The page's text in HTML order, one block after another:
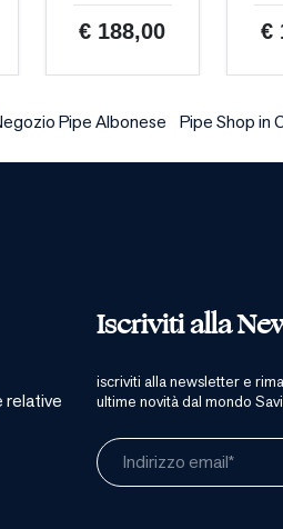
€ 188,00 €
Pipe Albonese
Pipe Shop in
Iscriviti alla
iscriviti alla newsletter e
ultime novità dal mondo
Indirizzo email*
relative